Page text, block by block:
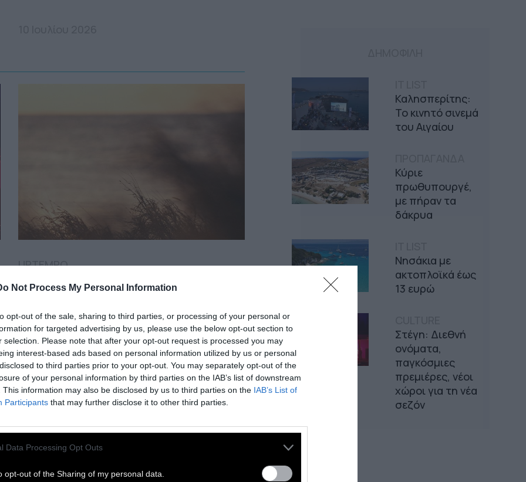
Not Process My Personal Information
opt-out of the sale, sharing to third parties, or processing of your personal or
for targeted advertising by us, please use the below opt-out section to
selection. Please note that after your opt-out request is processed you may
interest-based ads based on personal information utilized by us or personal
to third parties prior to your opt-out. You may separately opt-out of the
of your personal information by third parties on the IAB’s list of downstream
This information may also be disclosed by us to third parties on the IAB’s List of
Participants that may further disclose it to other third parties.
Data Processing Opt Outs
opt-out of the Sharing of my personal data.
UPTEMPO
Hior Chronik: Way Out
Ο συνθέτης και παραγωγός μάς στέλνει ένα
set από το Βερολίνο
6 Ιουλίου 2026
Καλησπερίτης:
Το κινητό σινεμά
του Αιγαίου
Κύριε
πρωθυπουργέ,
με πήραν τα
δάκρυα
Νησάκια με
ακτοπλοϊκά έως
13 ευρώ
Στέγη: Διεθνή
ονόματα,
παγκόσμιες
πρεμιέρες, νέοι
χώροι για τη νέα
σεζόν